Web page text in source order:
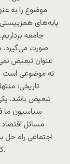
موضوع را به
پایه‌های
جامعه
صورت می‌گیرد.
عنوان تبعیض
نه موضوعی است
تاریخی؛
تبعیض باشد.
سیاسیون ما
مسائل
اجتماعی راه حل
کمک کرده‌اند، که به نظر من نگاه درستی نیست.